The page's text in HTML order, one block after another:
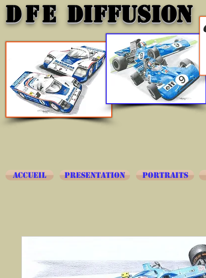
DFE DIFFUSION
PORTRAITS
PRESENTATION
ACCUEIL